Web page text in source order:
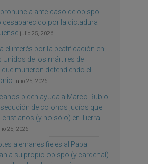
pronuncia ante caso de obispo
desaparecido por la dictadura
julio 25, 2026
el interés por la beatificación en
Unidos de los mártires de
que murieron defendiendo el
julio 25, 2026
piden ayuda a Marco Rubio
de colonos judíos que
cristianos (y no sólo) en Tierra
25, 2026
alemanes fieles al Papa
a su propio obispo (y cardenal)